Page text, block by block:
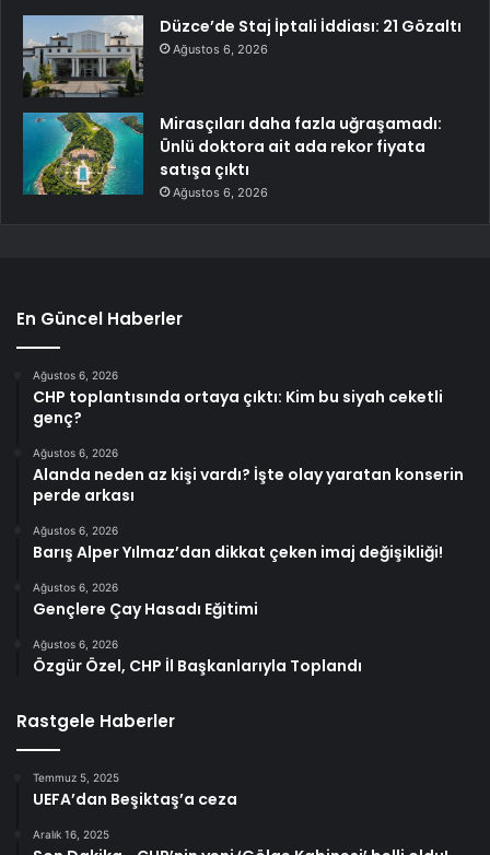
Düzce’de Staj İptali İddiası: 21 Gözaltı
Ağustos 6, 2026
Mirasçıları daha fazla uğraşamadı:
Ünlü doktora ait ada rekor fiyata
satışa çıktı
Ağustos 6, 2026
En Güncel Haberler
Ağustos 6, 2026
CHP toplantısında ortaya çıktı: Kim bu siyah ceketli
genç?
Ağustos 6, 2026
Alanda neden az kişi vardı? İşte olay yaratan konserin
perde arkası
Ağustos 6, 2026
Barış Alper Yılmaz’dan dikkat çeken imaj değişikliği!
Ağustos 6, 2026
Gençlere Çay Hasadı Eğitimi
Ağustos 6, 2026
Özgür Özel, CHP İl Başkanlarıyla Toplandı
Rastgele Haberler
Temmuz 5, 2025
UEFA’dan Beşiktaş’a ceza
Aralık 16, 2025